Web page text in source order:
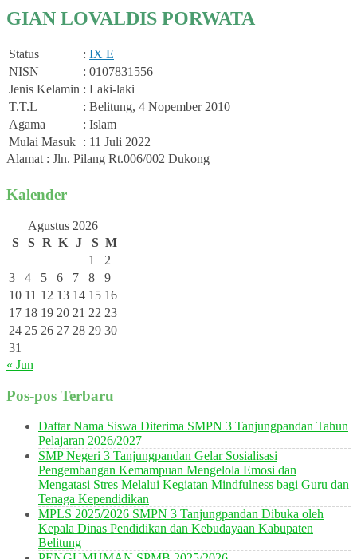
GIAN LOVALDIS PORWATA
Status : IX E
NISN
: 0107831556
Jenis Kelamin : Laki-laki
T.T.L
: Belitung, 4 Nopember 2010
Agama
: Islam
Mulai Masuk : 11 Juli 2022
Alamat : Jln. Pilang Rt.006/002 Dukong
Kalender
Agustus 2026
S
S R K J S M
1
2
3
4 5 6 7 8
9
10 11 12 13 14 15 16
17 18 19 20 21 22 23
24 25 26 27 28 29 30
31
« Jun
Pos-pos Terbaru
Daftar Nama Siswa Diterima SMPN 3 Tanjungpandan Tahun
Pelajaran 2026/2027
SMP Negeri 3 Tanjungpandan Gelar Sosialisasi
Pengembangan Kemampuan Mengelola Emosi dan
Mengatasi Stres Melalui Kegiatan Mindfulness bagi Guru dan
Tenaga Kependidikan
MPLS 2025/2026 SMPN 3 Tanjungpandan Dibuka oleh
Kepala Dinas Pendidikan dan Kebudayaan Kabupaten
Belitung